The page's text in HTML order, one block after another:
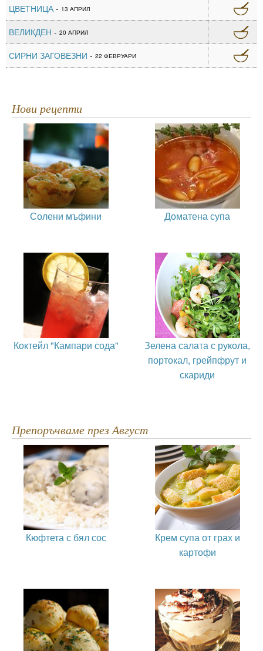
ЦВЕТНИЦА - 13 АПРИЛ
ВЕЛИКДЕН - 20 АПРИЛ
СИРНИ ЗАГОВЕЗНИ - 22 ФЕВРУАРИ
Нови рецепти
Солени мъфини Доматена супа
Коктейл "Кампари сода"
Зелена салата с рукола,
портокал, грейпфрут и
скариди
Препоръчваме през Август
Кюфтета с бял сос
Крем супа от грах и
картофи